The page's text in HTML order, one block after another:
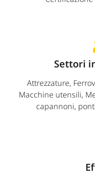
Settori
Attrezzature,
Macchine utensili,
capannoni,